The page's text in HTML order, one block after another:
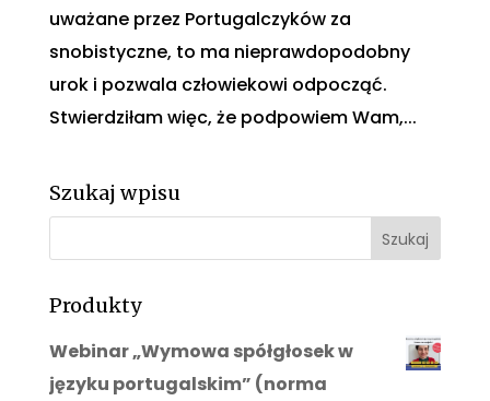
uważane przez Portugalczyków za
snobistyczne, to ma nieprawdopodobny
urok i pozwala człowiekowi odpocząć.
Stwierdziłam więc, że podpowiem Wam,...
Szukaj wpisu
Produkty
Webinar „Wymowa spółgłosek w
języku portugalskim” (norma